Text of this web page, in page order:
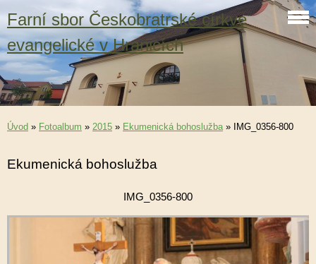
Farní sbor Českobratrské církve
evangelické v Hranicích
Úvod » Fotoalbum » 2015 » Ekumenická bohoslužba» IMG_0356-800
Ekumenická bohoslužba
IMG_0356-800